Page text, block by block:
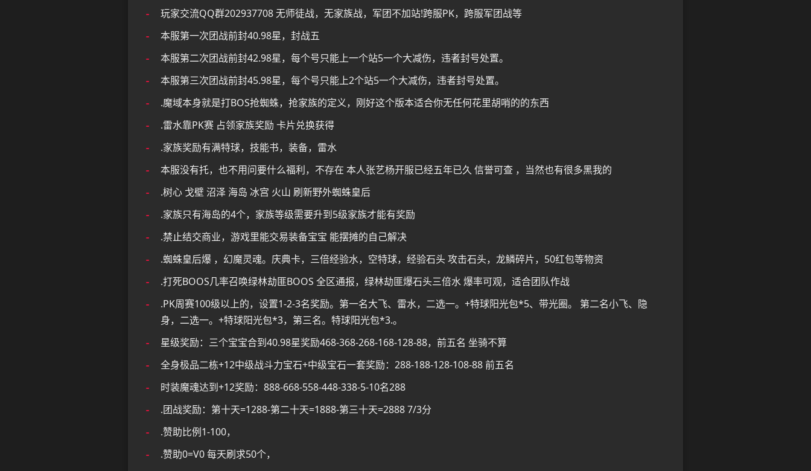
玩家交流QQ群202937708 无师徒战，无家族战，军团不加站!跨服PK，跨服军团战等
本服第一次团战前封40.98星，封战五
本服第二次团战前封42.98星，每个号只能上一个站5一个大减伤，违者封号处置。
本服第三次团战前封45.98星，每个号只能上2个站5一个大减伤，违者封号处置。
.魔域本身就是打BOS抢蜘蛛，抢家族的定义，刚好这个版本适合你无任何花里胡哨的的东西
.雷水靠PK赛 占领家族奖励 卡片兑换获得
.家族奖励有满特球，技能书，装备，雷水
本服没有托，也不用问要什么福利，不存在 本人张艺杨开服已经五年已久 信誉可查 ，当然也有很多黑我的
.树心 戈壁 沼泽 海岛 冰宫 火山 刷新野外蜘蛛皇后
.家族只有海岛的4个，家族等级需要升到5级家族才能有奖励
.禁止结交商业，游戏里能交易装备宝宝 能摆摊的自己解决
.蜘蛛皇后爆 ，幻魔灵魂。庆典卡，三倍经验水，空特球，经验石头 攻击石头，龙鳞碎片，50红包等物资
.打死BOOS几率召唤绿林劫匪BOOS 全区通报，绿林劫匪爆石头三倍水 爆率可观，适合团队作战
.PK周赛100级以上的，设置1-2-3名奖励。第一名大飞、雷水，二选一。+特球阳光包*5、带光圈。 第二名小飞、隐
身，二选一。+特球阳光包*3，第三名。特球阳光包*3.。
星级奖励：三个宝宝合到40.98星奖励468-368-268-168-128-88，前五名 坐骑不算
全身极品二栋+12中级战斗力宝石+中级宝石一套奖励：288-188-128-108-88 前五名
时装魔魂达到+12奖励：888-668-558-448-338-5-10名288
.团战奖励：第十天=1288-第二十天=1888-第三十天=2888 7/3分
.赞助比例1-100，
.赞助0=V0 每天刷求50个，